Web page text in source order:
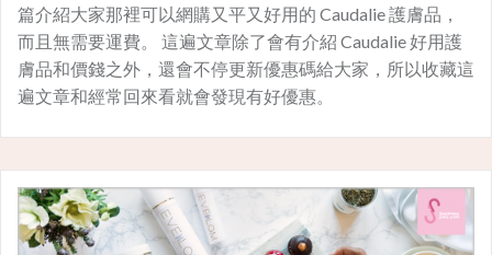
篇介紹大家那裡可以網購又平又好用的 Caudalie 護膚品，
而且無需要運費。 這遍文章除了會有介紹 Caudalie 好用護
膚品和價錢之外，還會不停更新優惠碼給大家，所以收藏這
遍文章和經常回來看就會發現有好優惠。